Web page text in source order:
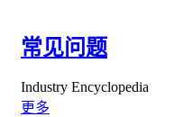
常见问题
Industry Encyclopedia
更多